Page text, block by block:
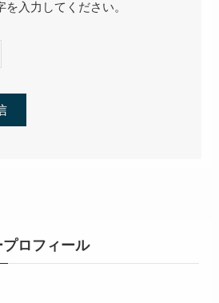
入力してください。
ロフィール